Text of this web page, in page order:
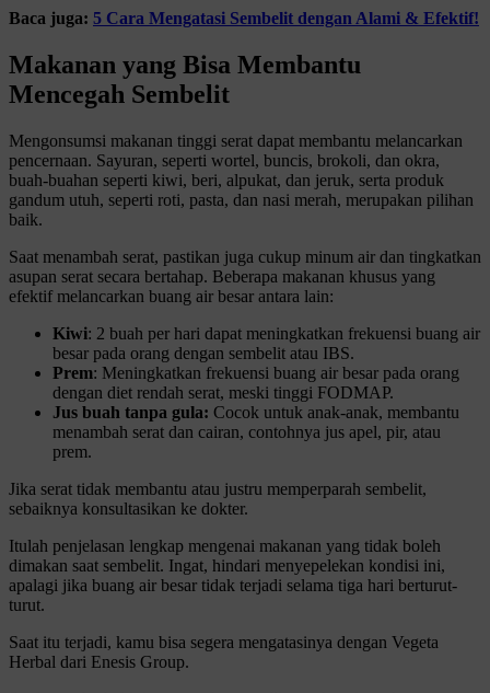
Baca juga: 5 Cara Mengatasi Sembelit dengan Alami & Efektif!
Makanan yang Bisa Membantu
Mencegah Sembelit
Mengonsumsi makanan tinggi serat dapat membantu melancarkan
pencernaan. Sayuran, seperti wortel, buncis, brokoli, dan okra,
buah-buahan seperti kiwi, beri, alpukat, dan jeruk, serta produk
gandum utuh, seperti roti, pasta, dan nasi merah, merupakan pilihan
baik.
Saat menambah serat, pastikan juga cukup minum air dan tingkatkan
asupan serat secara bertahap. Beberapa makanan khusus yang
efektif melancarkan buang air besar antara lain:
Kiwi: 2 buah per hari dapat meningkatkan frekuensi buang air
besar pada orang dengan sembelit atau IBS.
Prem: Meningkatkan frekuensi buang air besar pada orang
dengan diet rendah serat, meski tinggi FODMAP.
Jus buah tanpa gula: Cocok untuk anak-anak, membantu
menambah serat dan cairan, contohnya jus apel, pir, atau
prem.
Jika serat tidak membantu atau justru memperparah sembelit,
sebaiknya konsultasikan ke dokter.
Itulah penjelasan lengkap mengenai makanan yang tidak boleh
dimakan saat sembelit. Ingat, hindari menyepelekan kondisi ini,
apalagi jika buang air besar tidak terjadi selama tiga hari berturut-
turut.
Saat itu terjadi, kamu bisa segera mengatasinya dengan Vegeta
Herbal dari Enesis Group.